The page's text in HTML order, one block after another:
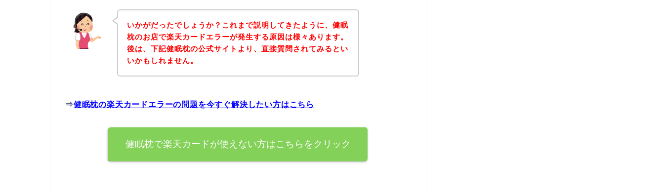
いかがだったでしょうか？これまで説明してきたように、健眠
枕のお店で楽天カードエラーが発生する原因は様々あります。
後は、下記健眠枕の公式サイトより、直接質問されてみるとい
いかもしれません。
⇒健眠枕の楽天カードエラーの問題を今すぐ解決したい方はこちら
健眠枕で楽天カードが使えない方はこちらをクリック